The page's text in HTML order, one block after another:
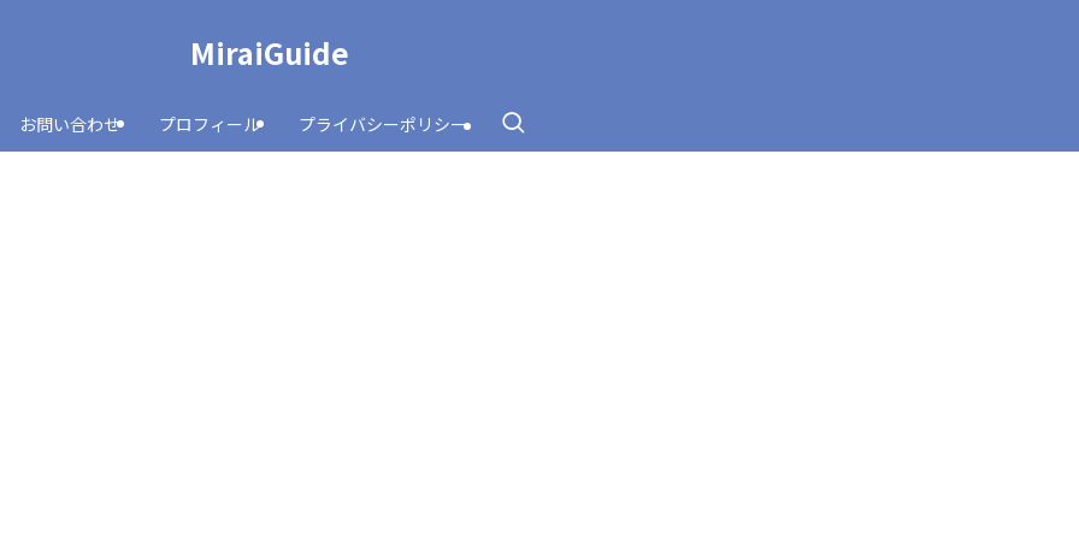
MiraiGuide
お問い合わせ プロフィール プライバシーポリシー